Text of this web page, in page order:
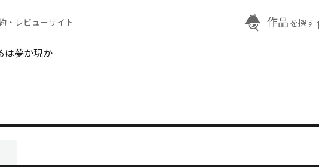
・レビューサイト 作品 を探す
は夢か現か